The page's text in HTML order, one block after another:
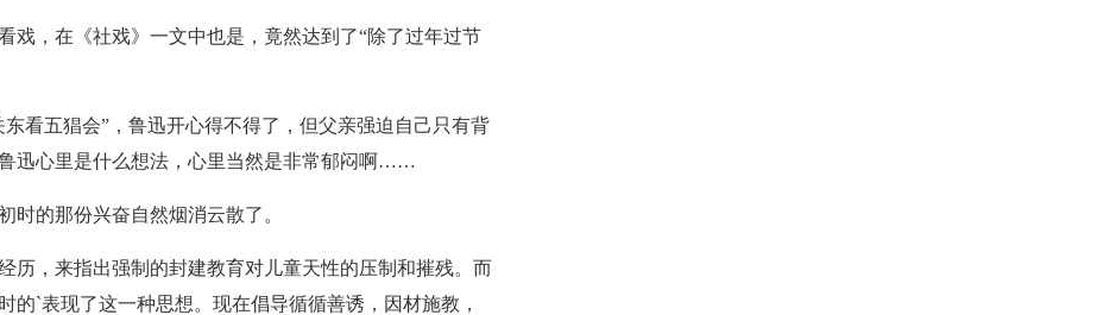
戏，在《社戏》一文中也是，竟然达到了“除了过年过节
看五猖会”，鲁迅开心得不得了，但父亲强迫自己只有背
迅心里是什么想法，心里当然是非常郁闷啊……
时的那份兴奋自然烟消云散了。
历，来指出强制的封建教育对儿童天性的压制和摧残。而
的`表现了这一种思想。现在倡导循循善诱，因材施教，